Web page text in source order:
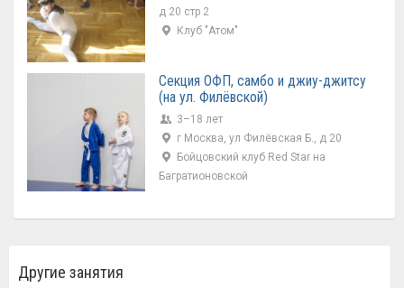
д 20 стр 2
Клуб "Атом"
Секция ОФП, самбо и джиу-джитсу
(на ул. Филёвской)
3–18 лет
г Москва, ул Филёвская Б., д 20
Бойцовский клуб Red Star на
Багратионовской
Другие занятия